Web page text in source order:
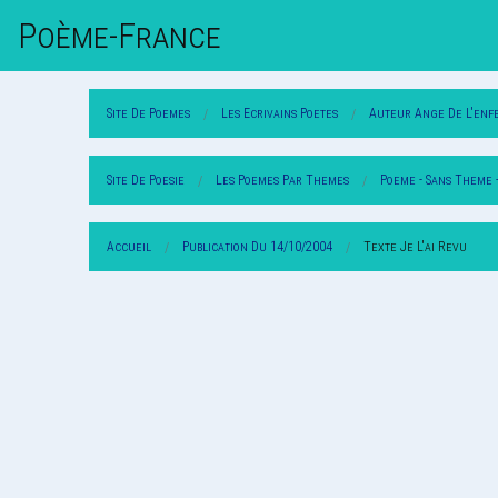
Poème-FrAnce
Site De Poemes Les Ecrivains Poetes Auteur Ange De
Site De Poesie Les Poemes Par Themes Poeme - Sans Theme -
Accueil Publication Du 14/10/2004 Texte Je L'ai Revu